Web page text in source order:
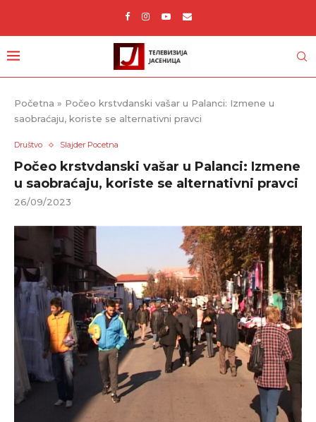
Početna » Počeo krstvdanski vašar u Palanci: Izmene u
saobraćaju, koriste se alternativni pravci
Društvo Slajder Pocetna
Počeo krstvdanski vašar u Palanci: Izmene
u saobraćaju, koriste se alternativni pravci
26/09/2023